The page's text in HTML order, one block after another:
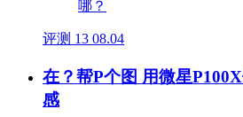
评测 13 08.04
在？帮P个图 用微星
感